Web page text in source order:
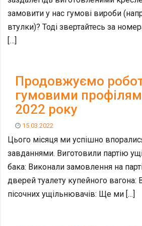
замовити у нас гумові вироби
втулки)? Тоді звертайтесь за
[…]
Продовжуємо
гумовими
2022 року
15.03.2022
Цього місяця ми успішно
завданнями. Виготовили партію
бака: Виконали замовлення на
дверей туалету купейного вагона:
пісочних ущільнювачів: Ще ми […]